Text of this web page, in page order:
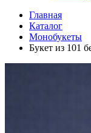
Главная
Каталог
Монобукеты
Букет из 101